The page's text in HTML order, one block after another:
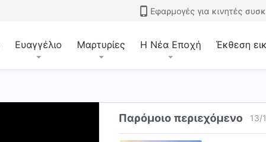
Εφαρμογές για κινητές
Ευαγγέλιο Μαρτυρίες Η Νέα Εποχή Έκθεση
Παρόμοιο περιεχόμενο 13/
(Επιλεγμένα
Επιλεγμένα
15:15
αναγνωρίσει
εν σαρκί
στιγμιότυπα)